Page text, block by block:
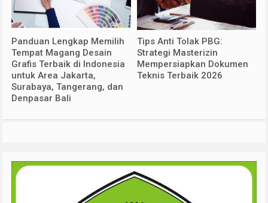
Panduan Lengkap Memilih
Tempat Magang Desain
Grafis Terbaik di Indonesia
untuk Area Jakarta,
Surabaya, Tangerang, dan
Denpasar Bali
Tips Anti Tolak PBG:
Strategi Masterizin
Mempersiapkan Dokumen
Teknis Terbaik 2026